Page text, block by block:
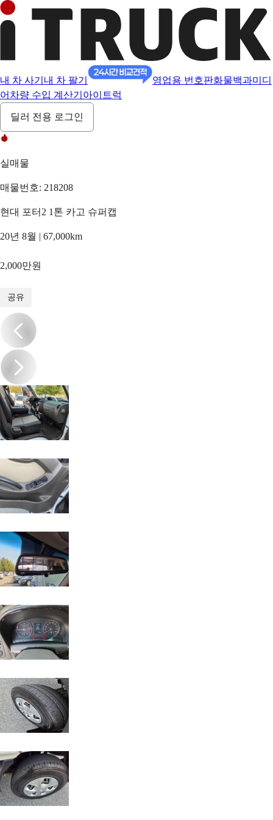
내 차 사기 내 차 팔기 영업용 번호판화물백과미디
어 차량 수입 계산기 아이트럭
딜러 전용 로그인
실매물
매물번호: 218208
현대 포터2 1톤 카고 슈퍼캡
20년 8월 | 67,000km
2,000만원
공유
/15